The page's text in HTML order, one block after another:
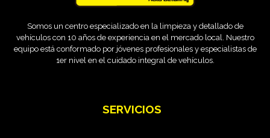
Somos un centro especializado en la limpieza y detallado de
vehículos con 10 años de experiencia en el mercado local. Nuestro
equipo está conformado por jóvenes profesionales y especialistas de
1er nivel en el cuidado integral de vehículos.
SERVICIOS